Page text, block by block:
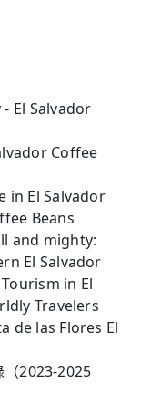
El Salvador
Coffee
in El Salvador
Beans
and mighty:
El Salvador
in El
Travelers
de las Flores El
（2023-2025